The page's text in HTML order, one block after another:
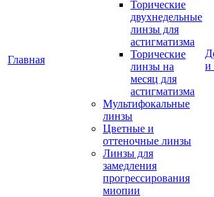
Главная
Торические
двухнедельные
линзы для
астигматизма
Торические
линзы на
месяц для
астигматизма
Мультифокальные
линзы
Цветные и
оттеночные линзы
Линзы для
замедления
прогрессирования
миопии
и